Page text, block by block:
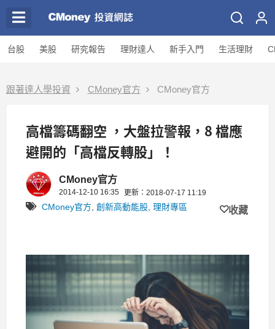
台股 美股 研究報告 理財達人 新手入門 生活理財
跟著達人學投資 CMoney官方 CMoney官方
高檔籌碼翻空 ，大盤拉警報，8 檔應
避開的「高檔反轉股」！
CMoney官方
2014-12-10 16:35 更新：2018-07-17 11:19
CMoney官方 創新高動能股 理財專區 收藏